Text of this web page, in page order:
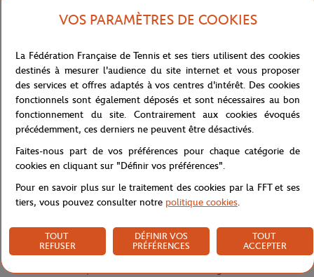
Cette trousse de toilette brodée Roland-Garros vous permettra de
transporter tous vos produits de soin avec aisance et confort.
Référence :
RPBU0121-TBA-TU
Caractéristiques
Livraison et retours
Accueil Trousse de toilette surcyclée Roland-Garros
VOS PARAMÈTRES DE COOKIES
La Fédération Française de Tennis et ses tiers utilisent des cookies
destinés à mesurer l'audience du site internet et vous proposer
des services et offres adaptés à vos centres d'intérêt. Des cookies
fonctionnels sont également déposés et sont nécessaires au bon
fonctionnement du site. Contrairement aux cookies évoqués
précédemment, ces derniers ne peuvent être désactivés.
Faites-nous part de vos préférences pour chaque catégorie de
cookies en cliquant sur "Définir vos préférences".
Pour en savoir plus sur le traitement des cookies par la FFT et ses
tiers, vous pouvez consulter notre politique cookies.
TOUT
REFUSER
DÉFINIR VOS
PRÉFÉRENCES
TOUT
ACCEPTER